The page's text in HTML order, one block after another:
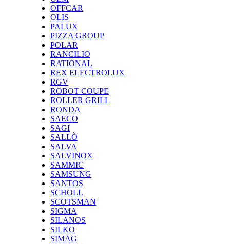
OFFCAR
OLIS
PALUX
PIZZA GROUP
POLAR
RANCILIO
RATIONAL
REX ELECTROLUX
RGV
ROBOT COUPE
ROLLER GRILL
RONDA
SAECO
SAGI
SALLÒ
SALVA
SALVINOX
SAMMIC
SAMSUNG
SANTOS
SCHOLL
SCOTSMAN
SIGMA
SILANOS
SILKO
SIMAG